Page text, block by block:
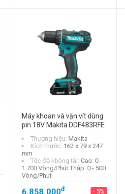
Máy khoan và vặn vít dùng
pin 18V Makita DDF483RFE
Thương hiệu: Makita
Kích thước: 162 x 79 x 247
mm
Tốc độ không tải: Cao: 0 -
1.700 Vòng/Phút Thấp: 0 - 500
Vòng/Phút
6.858.000đ - 5%